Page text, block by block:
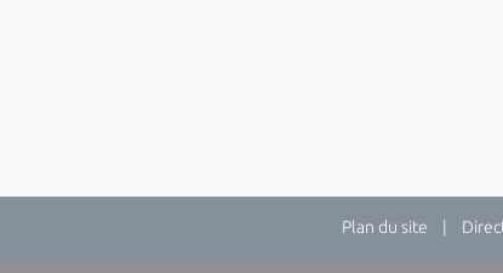
Plan du site |